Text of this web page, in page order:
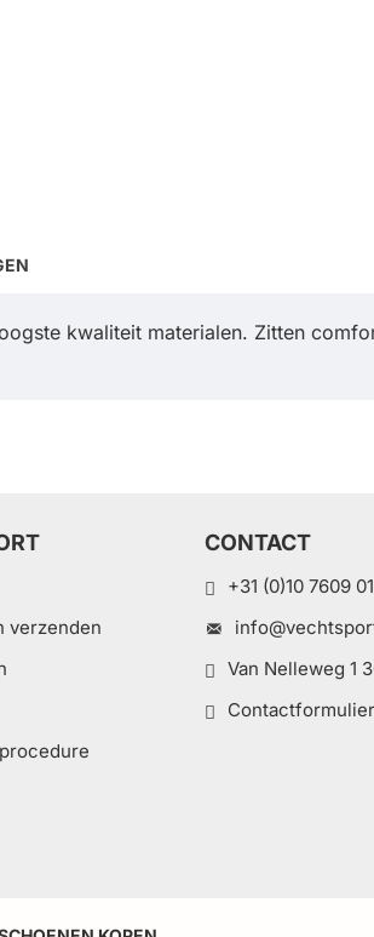
kwaliteit materialen. Zitten
verzenden
CONTACT
+31 (0)10 7609
Van Nelleweg 1
Contactformulier